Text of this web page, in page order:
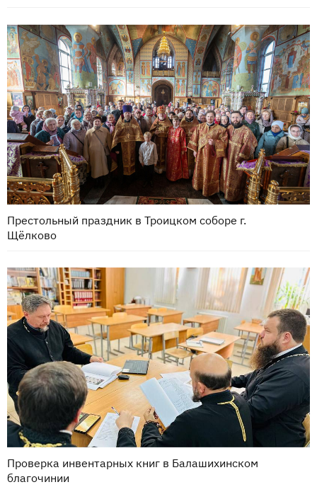
Престольный праздник в Троицком соборе г.
Щёлково
Проверка инвентарных книг в Балашихинском
благочинии